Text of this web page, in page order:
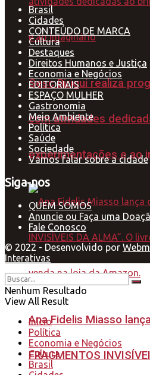
Sesc Birigui realiza
com atividades
experimentações e ao
Ana Fidelis Miasso
FRAGMENTOS
Brasil
Cidades
CONTEÚDO DE MARCA
Cultura
Destaques
Direitos Humanos e Justiça
Economia e Negócios
EDITORIAIS
ESPAÇO MULHER
Gastronomia
Meio Ambiente
Política
Saúde
Sociedade
Vamos falar sobre a cidade
Siga-nos
QUEM SOMOS
Anuncie ou Faça uma
Fale Conosco
© 2022 - Desenvolvido por
Interativas
Nenhum Resultado
View All Result
Início
Política
Economia e Negócios
Cultura
Brasil